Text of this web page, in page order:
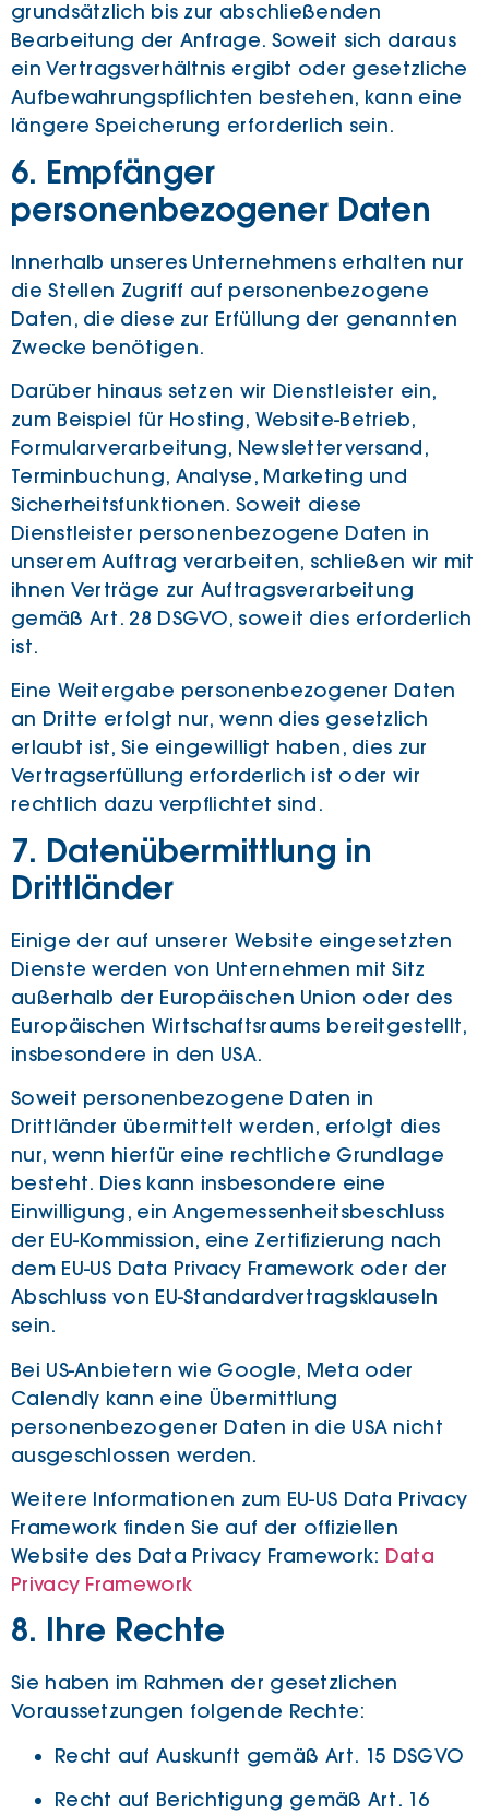
grundsätzlich bis zur abschließenden
Bearbeitung der Anfrage. Soweit sich daraus
ein Vertragsverhältnis ergibt oder gesetzliche
Aufbewahrungspflichten bestehen, kann eine
längere Speicherung erforderlich sein.
6. Empfänger
personenbezogener Daten
Innerhalb unseres Unternehmens erhalten nur
die Stellen Zugriff auf personenbezogene
Daten, die diese zur Erfüllung der genannten
Zwecke benötigen.
Darüber hinaus setzen wir Dienstleister ein,
zum Beispiel für Hosting, Website-Betrieb,
Formularverarbeitung, Newsletterversand,
Terminbuchung, Analyse, Marketing und
Sicherheitsfunktionen. Soweit diese
Dienstleister personenbezogene Daten in
unserem Auftrag verarbeiten, schließen wir mit
ihnen Verträge zur Auftragsverarbeitung
gemäß Art. 28 DSGVO, soweit dies erforderlich
ist.
Eine Weitergabe personenbezogener Daten
an Dritte erfolgt nur, wenn dies gesetzlich
erlaubt ist, Sie eingewilligt haben, dies zur
Vertragserfüllung erforderlich ist oder wir
rechtlich dazu verpflichtet sind.
7. Datenübermittlung in
Drittländer
Einige der auf unserer Website eingesetzten
Dienste werden von Unternehmen mit Sitz
außerhalb der Europäischen Union oder des
Europäischen Wirtschaftsraums bereitgestellt,
insbesondere in den USA.
Soweit personenbezogene Daten in
Drittländer übermittelt werden, erfolgt dies
nur, wenn hierfür eine rechtliche Grundlage
besteht. Dies kann insbesondere eine
Einwilligung, ein Angemessenheitsbeschluss
der EU-Kommission, eine Zertifizierung nach
dem EU-US Data Privacy Framework oder der
Abschluss von EU-Standardvertragsklauseln
sein.
Bei US-Anbietern wie Google, Meta oder
Calendly kann eine Übermittlung
personenbezogener Daten in die USA nicht
ausgeschlossen werden.
Weitere Informationen zum EU-US Data Privacy
Framework finden Sie auf der offiziellen
Website des Data Privacy Framework: Data
Privacy Framework
8. Ihre Rechte
Sie haben im Rahmen der gesetzlichen
Voraussetzungen folgende Rechte:
Recht auf Auskunft gemäß Art. 15 DSGVO
Recht auf Berichtigung gemäß Art. 16